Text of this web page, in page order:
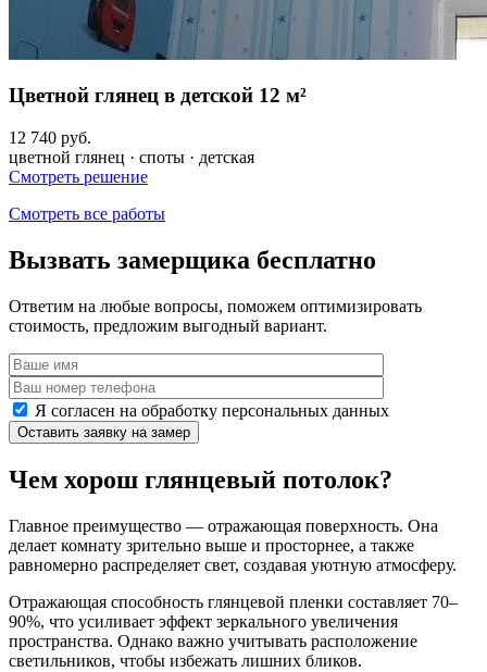
Цветной глянец в детской 12 м²
12 740 руб.
цветной глянец · споты · детская
Смотреть решение
Смотреть все работы
Вызвать замерщика бесплатно
Ответим на любые вопросы, поможем оптимизировать
стоимость, предложим выгодный вариант.
Я согласен на обработку персональных данных
Чем хорош глянцевый потолок?
Главное преимущество — отражающая поверхность. Она
делает комнату зрительно выше и просторнее, а также
равномерно распределяет свет, создавая уютную атмосферу.
Отражающая способность глянцевой пленки составляет 70–
90%, что усиливает эффект зеркального увеличения
пространства. Однако важно учитывать расположение
светильников, чтобы избежать лишних бликов.